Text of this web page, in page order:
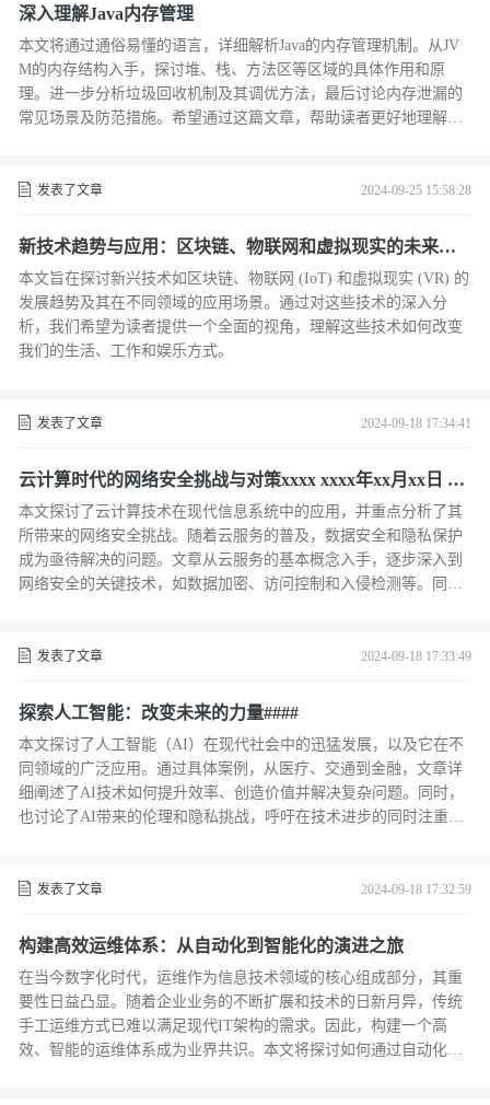
深入理解Java内存管理
本文将通过通俗易懂的语言，详细解析Java的内存管理机制。从JV
M的内存结构入手，探讨堆、栈、方法区等区域的具体作用和原
理。进一步分析垃圾回收机制及其调优方法，最后讨论内存泄漏的
常见场景及防范措施。希望通过这篇文章，帮助读者更好地理解和
发表了文章 2024-09-25 15:58:28
新技术趋势与应用：区块链、物联网和虚拟现实的未来发
展
本文旨在探讨新兴技术如区块链、物联网 (IoT) 和虚拟现实 (VR) 的
发展趋势及其在不同领域的应用场景。通过对这些技术的深入分
析，我们希望为读者提供一个全面的视角，理解这些技术如何改变
我们的生活、工作和娱乐方式。
发表了文章 2024-09-18 17:34:41
云计算时代的网络安全挑战与对策xxxx xxxx年xx月xx日 xx:
xx发表于xx
本文探讨了云计算技术在现代信息系统中的应用，并重点分析了其
所带来的网络安全挑战。随着云服务的普及，数据安全和隐私保护
成为亟待解决的问题。文章从云服务的基本概念入手，逐步深入到
网络安全的关键技术，如数据加密、访问控制和入侵检测等。同
可以了解到在享受云计算带来的便利的同时，如何有效地防范潜在
发表了文章 2024-09-18 17:33:49
探索人工智能：改变未来的力量####
本文探讨了人工智能（AI）在现代社会中的迅猛发展，以及它在不
同领域的广泛应用。通过具体案例，从医疗、交通到金融，文章详
细阐述了AI技术如何提升效率、创造价值并解决复杂问题。同时，
也讨论了AI带来的伦理和隐私挑战，呼吁在技术进步的同时注重社
发表了文章 2024-09-18 17:32:59
构建高效运维体系：从自动化到智能化的演进之旅
在当今数字化时代，运维作为信息技术领域的核心组成部分，其重
要性日益凸显。随着企业业务的不断扩展和技术的日新月异，传统
手工运维方式已难以满足现代IT架构的需求。因此，构建一个高
效、智能的运维体系成为业界共识。本文将探讨如何通过自动化和